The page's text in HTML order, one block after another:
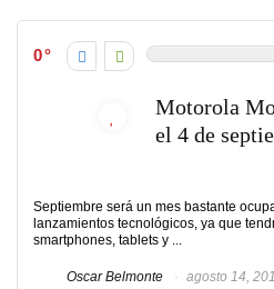
0
Motorola
el 4 de
Septiembre será un mes bastante
lanzamientos tecnológicos, ya que
smartphones, tablets y ...
Oscar Belmonte agosto 14,